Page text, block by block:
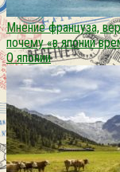
Мнение француза,
почему «в японии
О японии